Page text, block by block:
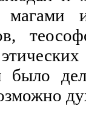
магами
было